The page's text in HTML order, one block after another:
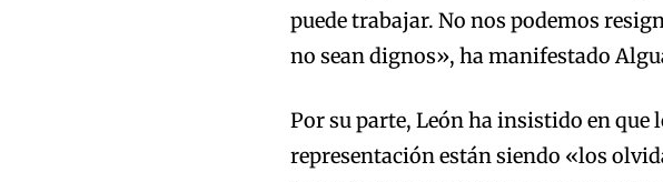
puede trabajar. No nos podemos
no sean dignos», ha manifestado
Por su parte, León ha insistido en que
representación están siendo «los